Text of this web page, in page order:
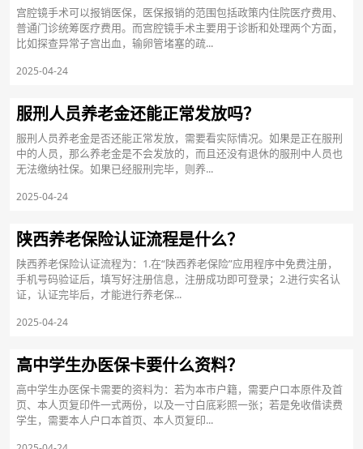
宫腔镜手术可以报销医保，医保报销的范围包括政策内住院医疗费用、
普通门诊统筹医疗费用。而宫腔镜手术主要用于诊断和处理两个方面，
比如探查异常子宫出血，输卵管堵塞的疏...
2025-04-24
服刑人员养老金还能正常发放吗？
服刑人员养老金是否还能正常发放，需要看实际情况。如果是正在服刑
中的人员，那么养老金是不会发放的，而且还没有退休的服刑中人员也
无法缴纳社保。如果已经服刑完毕，则养...
2025-04-24
陕西养老保险认证流程是什么？
陕西养老保险认证流程为：1.在“陕西养老保险”应用程序中免费注册，
手机号码验证后，填写好注册信息，注册成功即可登录；2.进行实名认
证，认证完毕后，才能进行养老保...
2025-04-24
高中学生办医保卡要什么资料？
高中学生办医保卡需要的资料为：若为本市户籍，需要户口本原件及首
页、本人页复印件一式两份，以及一寸白底彩照一张；若是免收借读费
学生，需要本人户口本首页、本人页复印...